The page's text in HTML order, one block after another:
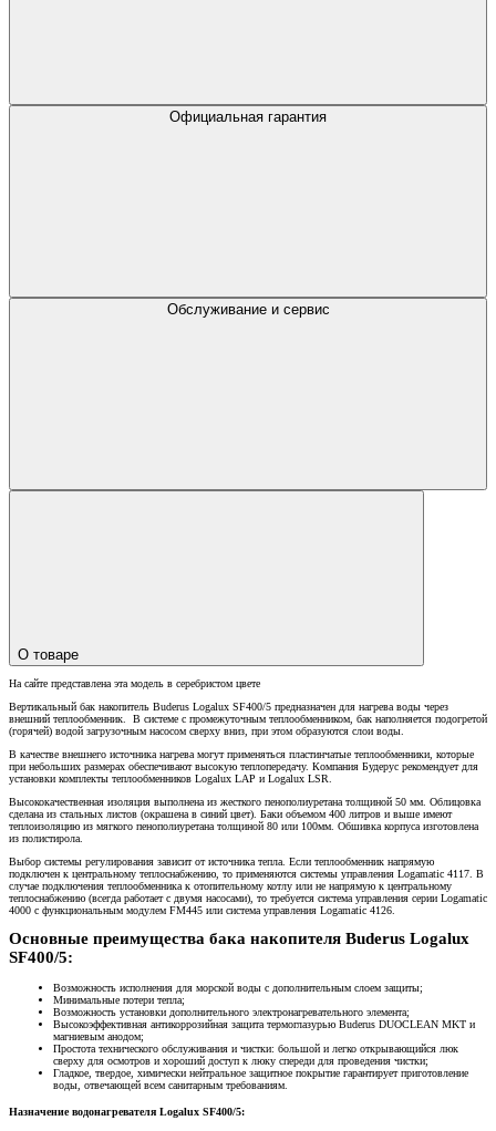
Официальная гарантия
Обслуживание и сервис
О товаре
На сайте представлена эта модель в серебристом цвете
Вертикальный бак накопитель Buderus Logalux SF400/5 предназначен для нагрева воды через
внешний теплообменник. В системе с промежуточным теплообменником, бак наполняется подогретой
(горячей) водой загрузочным насосом сверху вниз, при этом образуются слои воды.
В качестве внешнего источника нагрева могут применяться пластинчатые теплообменники, которые
при небольших размерах обеспечивают высокую теплопередачу. Компания Будерус рекомендует для
установки комплекты теплообменников Logalux LAP и Logalux LSR.
Высококачественная изоляция выполнена из жесткого пенополиуретана толщиной 50 мм. Облицовка
сделана из стальных листов (окрашена в синий цвет). Баки объемом 400 литров и выше имеют
теплоизоляцию из мягкого пенополиуретана толщиной 80 или 100мм. Обшивка корпуса изготовлена
из полистирола.
Выбор системы регулирования зависит от источника тепла. Если теплообменник напрямую
подключен к центральному теплоснабжению, то применяются системы управления Logamatic 4117. В
случае подключения теплообменника к отопительному котлу или не напрямую к центральному
теплоснабжению (всегда работает с двумя насосами), то требуется система управления серии Logamatic
4000 с функциональным модулем FM445 или система управления Logamatic 4126.
Основные преимущества бака накопителя Buderus Logalux
SF400/5:
Возможность исполнения для морской воды с дополнительным слоем защиты;
Минимальные потери тепла;
Возможность установки дополнительного электронагревательного элемента;
Высокоэффективная антикоррозийная защита термоглазурью Buderus DUOCLEAN MKT и
магниевым анодом;
Простота технического обслуживания и чистки: большой и легко открывающийся люк
сверху для осмотров и хороший доступ к люку спереди для проведения чистки;
Гладкое, твердое, химически нейтральное защитное покрытие гарантирует приготовление
воды, отвечающей всем санитарным требованиям.
Назначение водонагревателя Logalux SF400/5: